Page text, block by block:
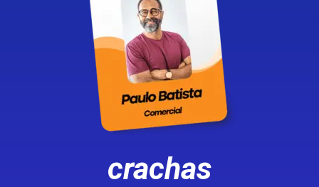
crachas